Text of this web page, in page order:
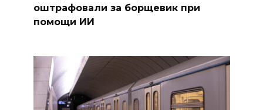
оштрафовали за борщевик при
помощи ИИ